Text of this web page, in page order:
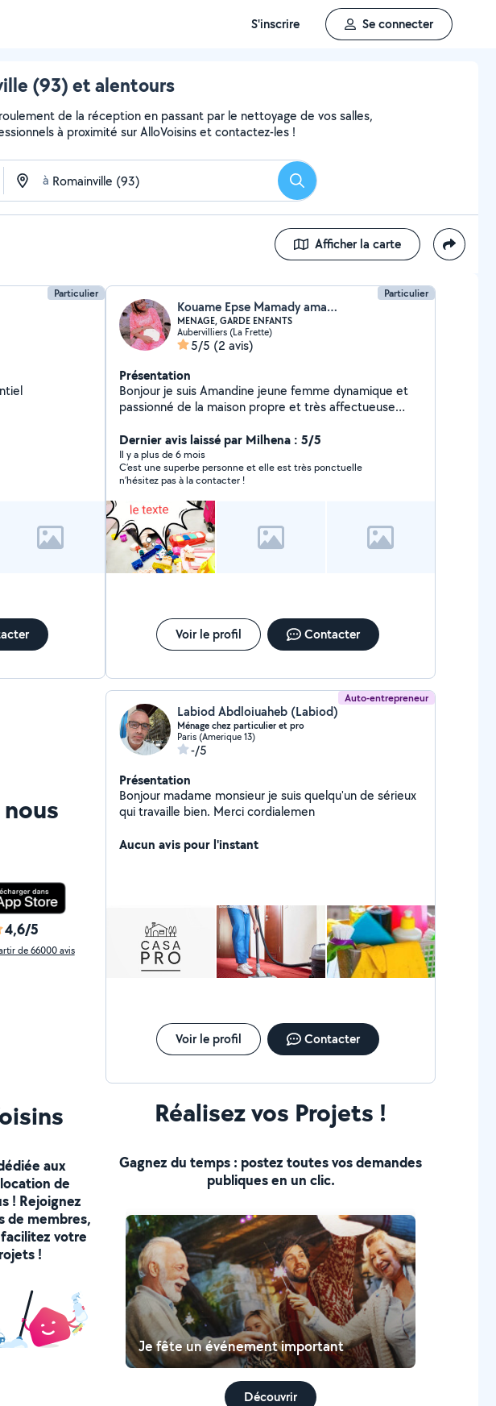
S'inscrire Se connecter
(93) et alentours
de la réception en passant par le nettoyage de vos salles,
à proximité sur AlloVoisins et contactez-les !
à Rechercher
Afficher la carte
Particulier Particulier
Kouame Epse Mamady amandine
MENAGE, GARDE ENFANTS
Aubervilliers (La Frette)
5/5 (2 avis)
Présentation
Bonjour je suis Amandine jeune femme dynamique et
passionné de la maison propre et très affectueuse
femme de ménage ou garde périscolaire je suis
disponible. Merci
Dernier avis laissé par Milhena : 5/5
Il y a plus de 6 mois
C’est une superbe personne et elle est très ponctuelle
n’hésitez pas à la contacter !
Voir le profil Contacter
4,6/5
de 66000 avis
Auto-entrepreneur
Labiod Abdloiuaheb (Labiod)
Ménage chez particulier et pro
Paris (Amerique 13)
-/5
Présentation
Bonjour madame monsieur je suis quelqu'un de sérieux
qui travaille bien. Merci cordialemen
Aucun avis pour l'instant
Voir le profil Contacter
aux
de
! Rejoignez
de membres,
votre
!
Réalisez vos Projets !
Gagnez du temps : postez toutes vos demandes
publiques en un clic.
Je fête un événement important
Découvrir